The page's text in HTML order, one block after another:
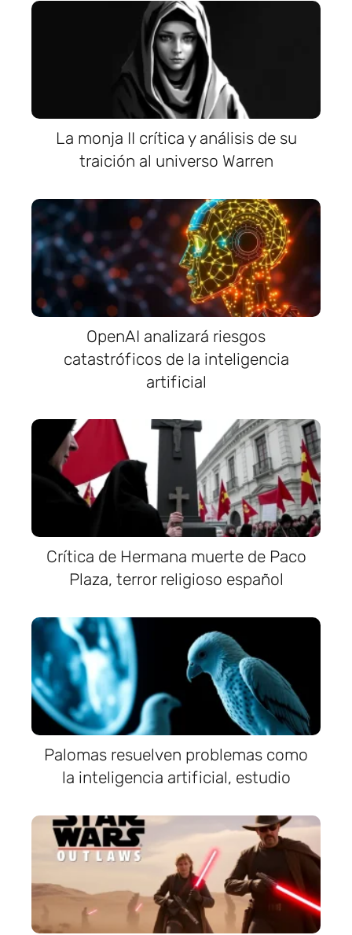
La monja II crítica y análisis de su
traición al universo Warren
OpenAI analizará riesgos
catastróficos de la inteligencia
artificial
Crítica de Hermana muerte de Paco
Plaza, terror religioso español
Palomas resuelven problemas como
la inteligencia artificial, estudio